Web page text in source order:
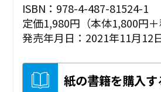
ISBN：978-4-487-81524-1
定価1,980円（本体1,800円＋
発売年月日：2021年11月12
紙の書籍を購入す